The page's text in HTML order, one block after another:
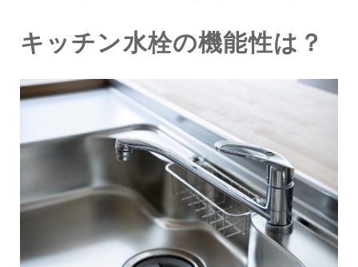
キッチン水栓の機能性は？